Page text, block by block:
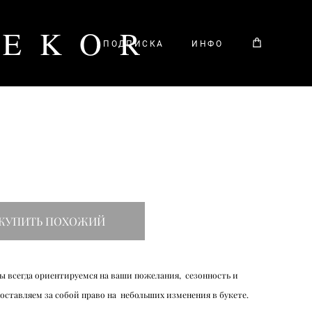
ПОДПИСКА ИНФО
ПОХОЖИЙ
всегда ориентируемся на ваши пожелания, сезонность и
за собой право на небольших изменения в букете.